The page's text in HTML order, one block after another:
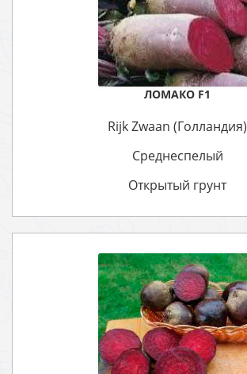
ЛОМАКО F1
Rijk Zwaan (Голландия)
Среднеспелый
Открытый грунт